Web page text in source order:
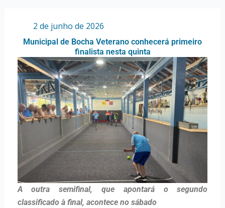
2 de junho de 2026
Municipal de Bocha Veterano conhecerá primeiro
finalista nesta quinta
A outra semifinal, que apontará o segundo
classificado à final, acontece no sábado